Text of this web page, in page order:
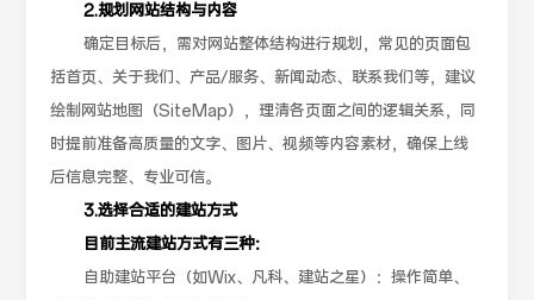
2.规划网站结构与内容
确定目标后，需对网站整体结构进行规划，常见的页面包
括首页、关于我们、产品/服务、新闻动态、联系我们等，建议
绘制网站地图（SiteMap），理清各页面之间的逻辑关系，同
时提前准备高质量的文字、图片、视频等内容素材，确保上线
后信息完整、专业可信。
3.选择合适的建站方式
目前主流建站方式有三种：
自助建站平台（如Wix、凡科、建站之星）：操作简单、